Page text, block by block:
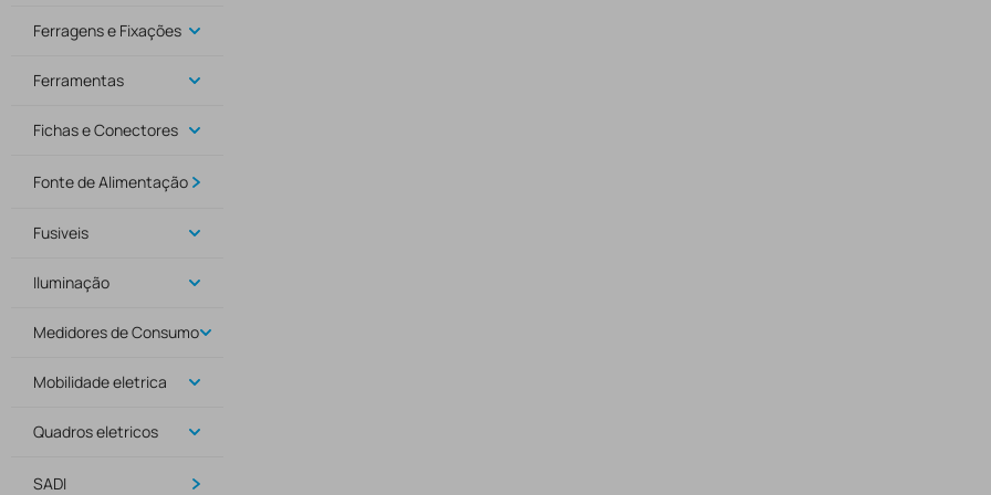
Ferragens e Fixações
Ferramentas
Fichas e Conectores
Fonte de Alimentação
Fusiveis
Iluminação
Medidores de Consumo
Mobilidade eletrica
Quadros eletricos
SADI